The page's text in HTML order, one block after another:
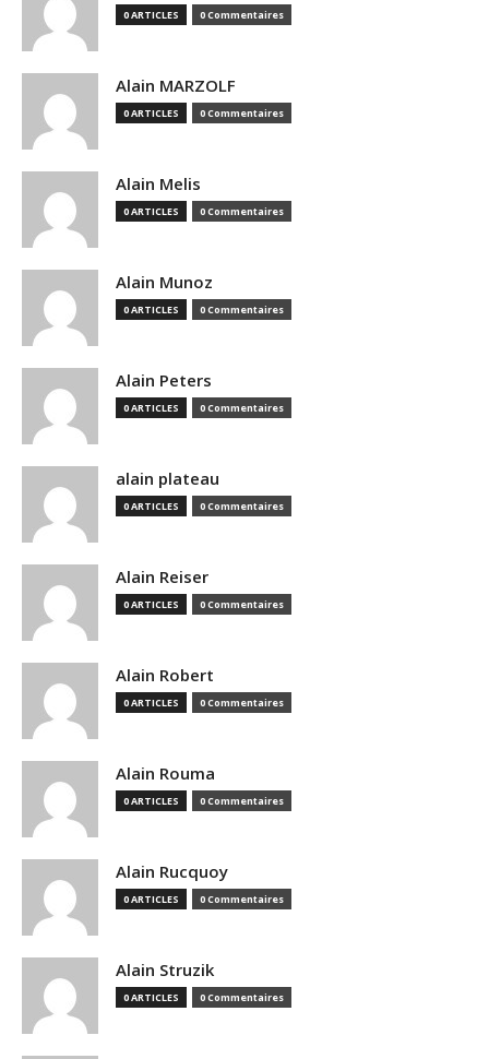
0 ARTICLES 0 Commentaires
Alain MARZOLF
0 ARTICLES 0 Commentaires
Alain Melis
0 ARTICLES 0 Commentaires
Alain Munoz
0 ARTICLES 0 Commentaires
Alain Peters
0 ARTICLES 0 Commentaires
alain plateau
0 ARTICLES 0 Commentaires
Alain Reiser
0 ARTICLES 0 Commentaires
Alain Robert
0 ARTICLES 0 Commentaires
Alain Rouma
0 ARTICLES 0 Commentaires
Alain Rucquoy
0 ARTICLES 0 Commentaires
Alain Struzik
0 ARTICLES 0 Commentaires